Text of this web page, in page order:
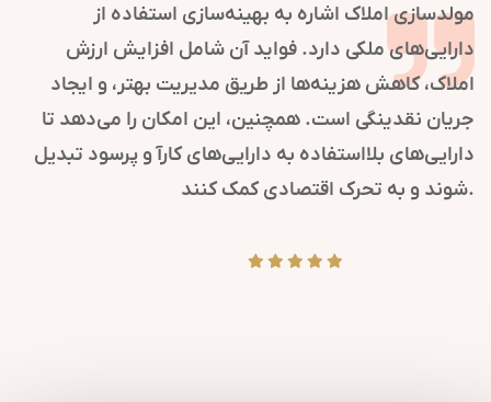
در سازمان‌ها نقش کلیدی در شکل‌گیری و
دارد. این فرایند با مدیریت ارتباطات و
و شهرت سازمان را تقویت می‌کند.
روابط عمومی به موقعیت‌یابی برند کمک
مهم سازمانی را به ذینفعان می‌رسانند.
بحران، روابط عمومی کلیدی است تا
مولدسازی
دارایی‌های
املاک،
جریان
دارایی‌های